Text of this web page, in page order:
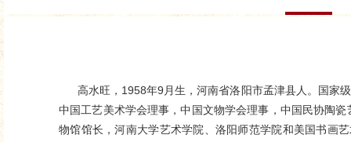
高水旺，1958年9月生，河南省洛阳市孟津县人。国家级
中国工艺美术学会理事，中国文物学会理事，中国民协陶
物馆馆长，河南大学艺术学院、洛阳师范学院和美国书画